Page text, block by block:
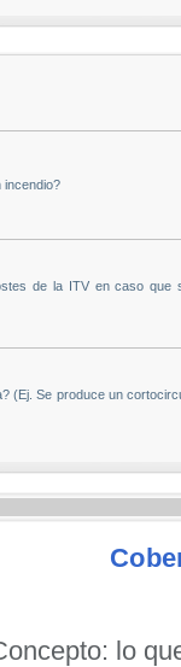
incendio?
de la ITV en caso que
(Ej. Se produce un
lo